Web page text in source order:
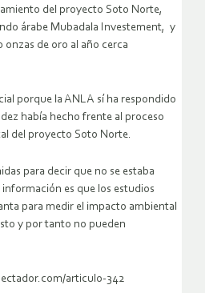
del proyecto Soto Norte,
árabe Mubadala Investement, y
de oro al año cerca
porque la ANLA sí ha respondido
había hecho frente al proceso
del proyecto Soto Norte.
para decir que no se estaba
es que los estudios
para medir el impacto ambiental
y por tanto no pueden
articulo-342